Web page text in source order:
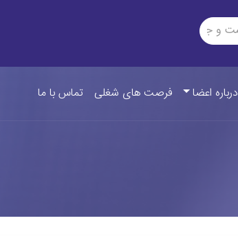
درباره اعضا فرصت های شغلی تماس با ما